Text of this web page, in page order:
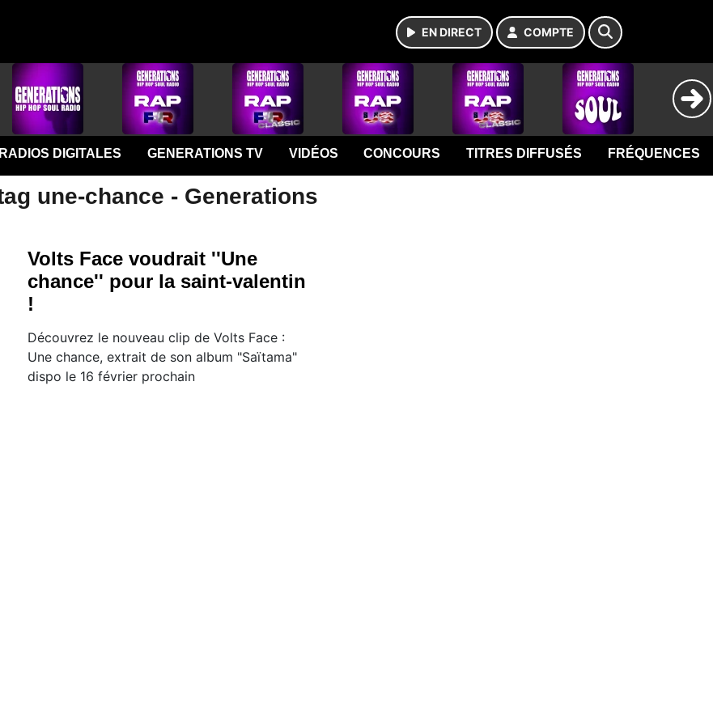
EN DIRECT COMPTE
RADIOS DIGITALES GENERATIONS TV VIDÉOS CONCOURS TITRES DIFFUSÉS FRÉQUENCES
une-chance - Generations
Volts Face voudrait ''Une
chance'' pour la saint-valentin
!
Découvrez le nouveau clip de Volts Face :
Une chance, extrait de son album "Saïtama"
dispo le 16 février prochain